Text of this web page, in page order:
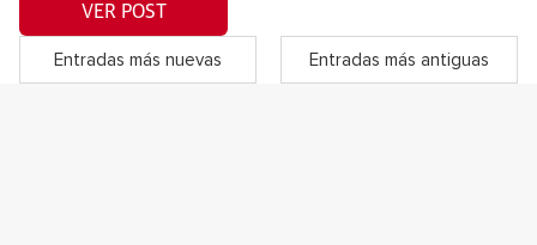
VER POST
Entradas más nuevas Entradas más antiguas